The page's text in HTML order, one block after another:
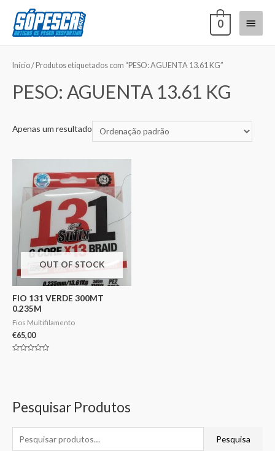
0
Pesquisar Produtos
Pesquisa
Início/ Produtos etiquetados com “PESO: AGUENTA 13.61 KG”
PESO: AGUENTA 13.61 KG
Apenas um resultado
OUT OF STOCK
FIO 131 VERDE 300MT
0.235M
Fios Multifilamento
€65,00